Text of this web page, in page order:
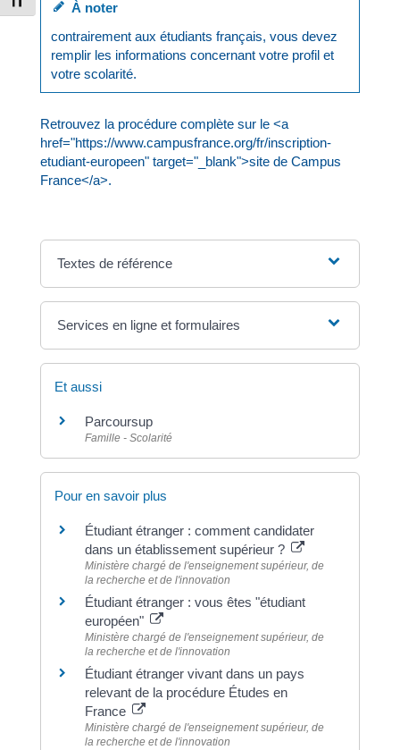
À noter
contrairement aux étudiants français, vous devez
remplir les informations concernant votre profil et
votre scolarité.
Retrouvez la procédure complète sur le <a
href="https://www.campusfrance.org/fr/inscription-
etudiant-europeen" target="_blank">site de Campus
France</a>.
Textes de référence
Services en ligne et formulaires
Et aussi
Parcoursup
Famille - Scolarité
Pour en savoir plus
Étudiant étranger : comment candidater
dans un établissement supérieur ?
Ministère chargé de l'enseignement supérieur, de
la recherche et de l'innovation
Étudiant étranger : vous êtes "étudiant
européen"
Ministère chargé de l'enseignement supérieur, de
la recherche et de l'innovation
Étudiant étranger vivant dans un pays
relevant de la procédure Études en
France
Ministère chargé de l'enseignement supérieur, de
la recherche et de l'innovation